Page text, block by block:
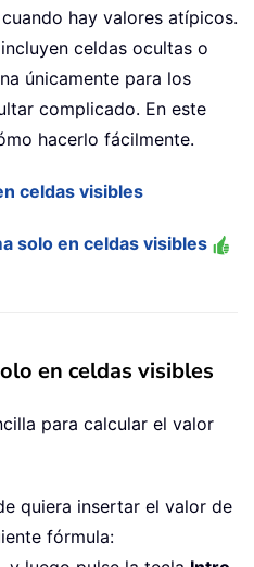
hay valores atípicos.
celdas ocultas o
únicamente para los
complicado. En este
hacerlo fácilmente.
celdas visibles
solo en celdas visibles
en celdas visibles
para calcular el valor
quiera insertar el valor de
fórmula: